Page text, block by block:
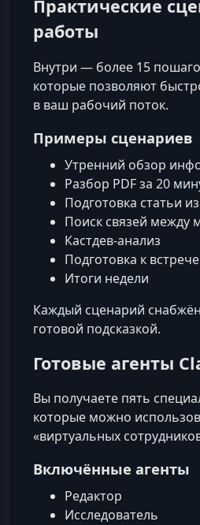
Практические
работы
Внутри — более 15
которые позволяют
в ваш рабочий поток.
Примеры сценариев
Утренний обзор
Разбор PDF за 20
Подготовка статьи
Поиск связей между
Кастдев-анализ
Подготовка к встрече
Итоги недели
Каждый сценарий
готовой подсказкой.
Готовые агенты
Вы получаете пять
которые можно
«виртуальных
Включённые агенты
Редактор
Исследователь